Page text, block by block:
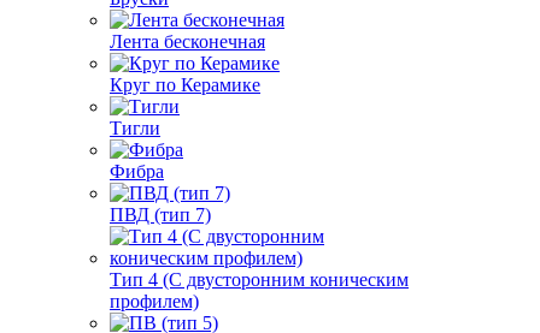
Лента бесконечная
Круг по Керамике
Тигли
Фибра
ПВД (тип 7)
Тип 4 (С двусторонним коническим
профилем)